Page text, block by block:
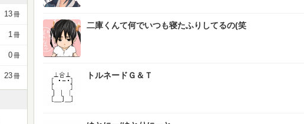
二庫くんて何でいつも寝たふりしてるの(笑
トルネードＧ＆Ｔ
13冊
1冊
0冊
23冊